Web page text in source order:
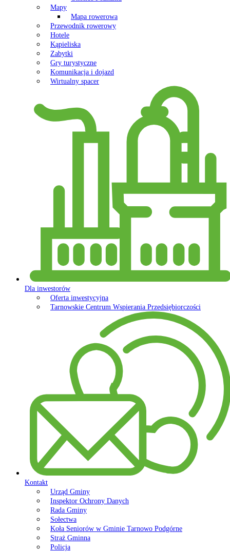
Mapy
Mapa rowerowa
Przewodnik rowerowy
Hotele
Kąpieliska
Zabytki
Gry turystyczne
Komunikacja i dojazd
Wirtualny spacer
Dla inwestorów
Oferta inwestycyjna
Tarnowskie Centrum Wspierania Przedsiębiorczości
Kontakt
Urząd Gminy
Inspektor Ochrony Danych
Rada Gminy
Sołectwa
Koła Seniorów w Gminie Tarnowo Podgórne
Straż Gminna
Policja